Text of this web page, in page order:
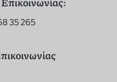
35 265